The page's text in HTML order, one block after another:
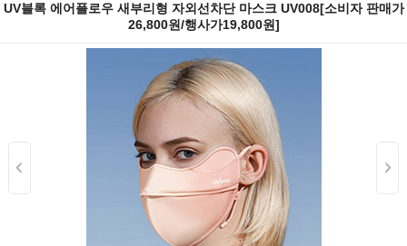
UV블록 에어플로우 새부리형 자외선차단 마스크 UV008[소비자 판매가
26,800원/행사가19,800원]